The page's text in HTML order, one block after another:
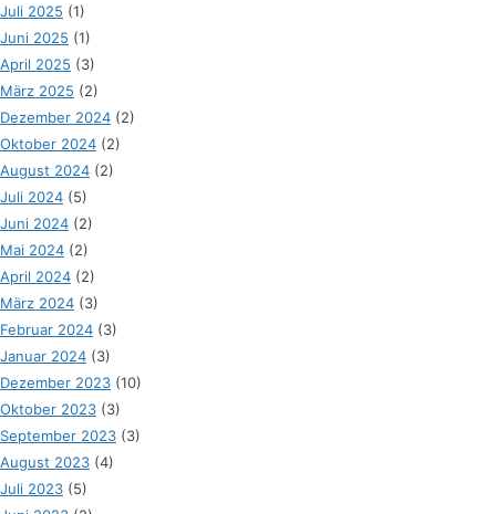
Juli 2025 (1)
Juni 2025 (1)
April 2025 (3)
März 2025 (2)
Dezember 2024 (2)
Oktober 2024 (2)
August 2024 (2)
Juli 2024 (5)
Juni 2024 (2)
Mai 2024 (2)
April 2024 (2)
März 2024 (3)
Februar 2024 (3)
Januar 2024 (3)
Dezember 2023 (10)
Oktober 2023 (3)
September 2023 (3)
August 2023 (4)
Juli 2023 (5)